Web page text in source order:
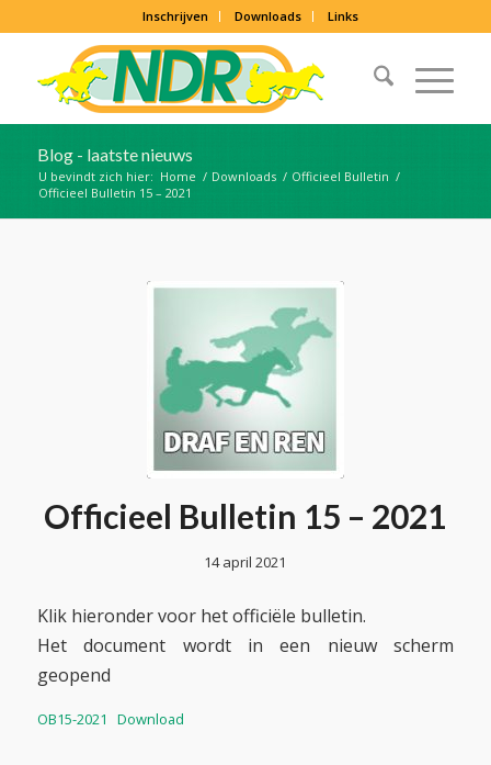
Inschrijven Downloads Links
Blog - laatste nieuws
U bevindt zich hier: Home / Downloads / Officieel Bulletin /
Officieel Bulletin 15 – 2021
Officieel Bulletin 15 – 2021
14 april 2021
Klik hieronder voor het officiële bulletin.
Het document wordt in een nieuw scherm
geopend
OB15-2021 Download